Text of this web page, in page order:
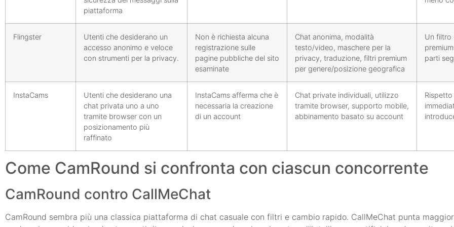
piattaforma
Flingster
Utenti che desiderano un
accesso anonimo e veloce
con strumenti per la privacy.
Non è richiesta alcuna
registrazione sulle
pagine pubbliche del sito
esaminate
Chat anonima, modalità
testo/video, maschere per la
privacy, traduzione, filtri premium
per genere/posizione geografica
Un filtro
parti
InstaCams
Utenti che desiderano una
chat privata uno a uno
tramite browser con un
posizionamento più
raffinato
InstaCams afferma che è
necessaria la creazione
di un account
Chat private individuali, utilizzo
tramite browser, supporto mobile,
abbinamento basato su account
Come CamRound si confronta con ciascun concorrente
CamRound contro CallMeChat
CamRound sembra più una classica piattaforma di chat casuale con filtri e cambio rapido. CallMeChat punta